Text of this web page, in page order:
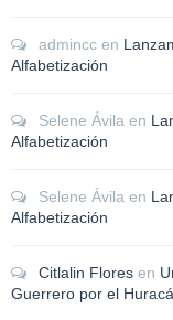
admincc en
Alfabetización
Selene Ávila en
Alfabetización
Selene Ávila en
Alfabetización
Citlalin Flores en
Guerrero por el